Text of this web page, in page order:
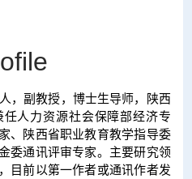
，副教授，博士生导师，
陕西
任人力资源社会保障部经济专
、陕西省职业教育教学指导委
委通讯评审专家。主要研究领
目前以第一作者或通讯作者发